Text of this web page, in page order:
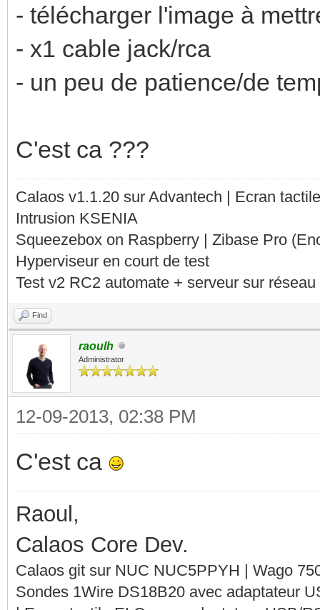
- télécharger l'image à
- x1 cable jack/rca
- un peu de patience/de
C'est ca ???
Calaos v1.1.20 sur Advantech | Ecran
Intrusion KSENIA
Squeezebox on Raspberry | Zibase Pro
Hyperviseur en court de test
Test v2 RC2 automate + serveur sur
Find
raoulh
Administrator
12-09-2013, 02:38 PM
C'est ca
Raoul,
Calaos Core Dev.
Calaos git sur NUC NUC5PPYH | Wago
Sondes 1Wire DS18B20 avec adaptateur